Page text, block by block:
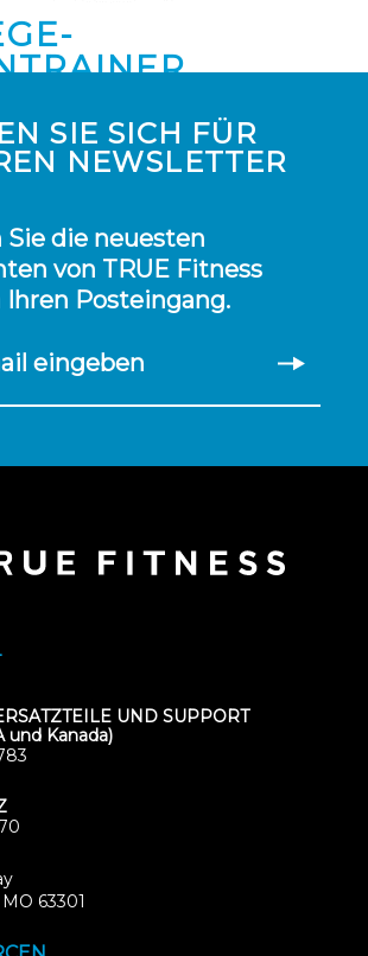
SIE SICH FÜR
NEWSLETTER
Sie die neuesten
von TRUE Fitness
Posteingang.
eingeben
UND SUPPORT
und Kanada)
63301